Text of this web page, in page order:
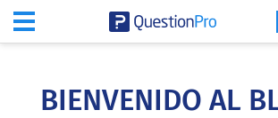
contentBIENVENIDO AL